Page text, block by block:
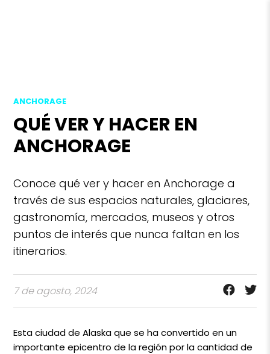
ANCHORAGE
QUÉ VER Y HACER EN
ANCHORAGE
Conoce qué ver y hacer en Anchorage a
través de sus espacios naturales, glaciares,
gastronomía, mercados, museos y otros
puntos de interés que nunca faltan en los
itinerarios.
7 de agosto, 2024
Esta ciudad de Alaska que se ha convertido en un
importante epicentro de la región por la cantidad de